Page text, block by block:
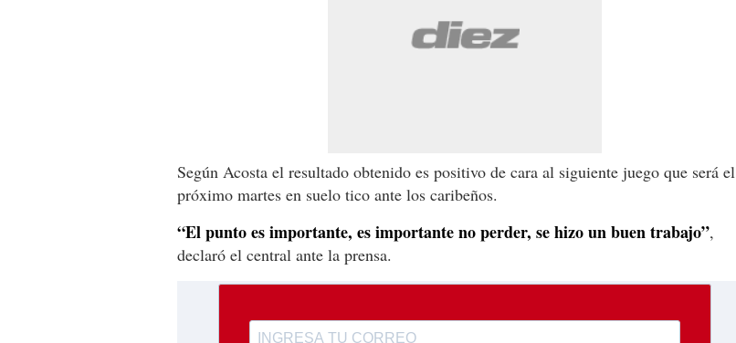
Según Acosta el resultado obtenido es positivo de cara al siguiente juego que será el
próximo martes en suelo tico ante los caribeños.
“El punto es importante, es importante no perder, se hizo un buen trabajo”,
declaró el central ante la prensa.